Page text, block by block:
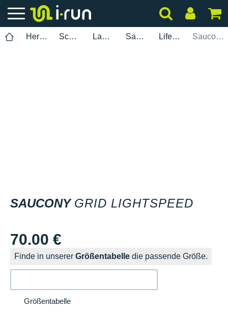
Herren Schuhe Laufen Saucony Lifestyle Saucony Grid Lightspeed
SAUCONY GRID LIGHTSPEED
70.00 €
Finde in unserer Größentabelle die passende Größe.
Größentabelle